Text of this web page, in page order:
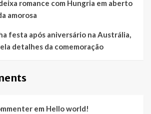
romance com Hungria em aberto
amorosa
festa após aniversário na Austrália,
detalhes da comemoração
em Hello world!